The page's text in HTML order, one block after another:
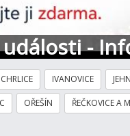
-
CHRLICE IVANOVICE
OŘEŠÍN ŘEČKOVICE A